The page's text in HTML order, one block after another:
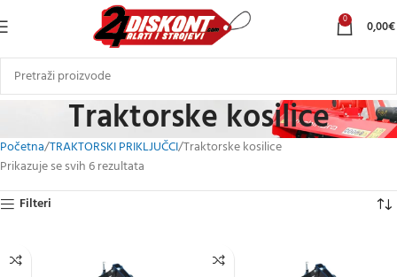
0 0,00€
Traktorske kosilice
Početna TRAKTORSKI PRIKLJUČCI Traktorske kosilice
Prikazuje se svih 6 rezultata
Filteri